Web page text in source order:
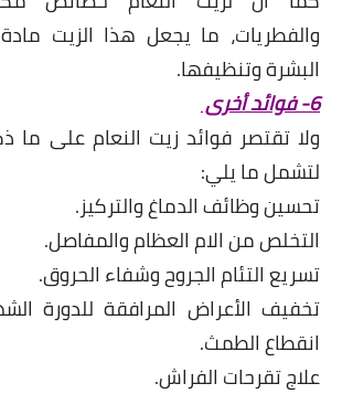
والفطريات، ما يجعل هذا الزيت
البشرة وتنظيفها.
6- فوائد أخرى
ولا تقتصر فوائد زيت النعام على ما
لتشمل ما يلي:
تحسين وظائف الدماغ والتركيز.
التخلص من الام العظام والمفاصل.
تسريع التئام الجروح وشفاء الحروق.
تخفيف الأعراض المرافقة للدورة
انقطاع الطمث.
علاج تقرحات الفراش.